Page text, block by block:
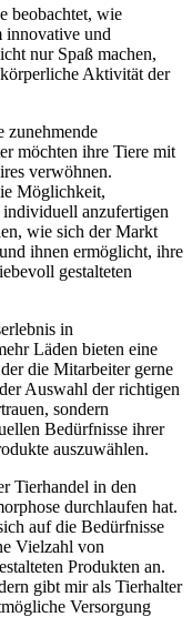
beobachtet,‌ wie
innovative ​und
nur Spaß​ machen,
⁤Aktivität der
zunehmende
möchten ⁣ihre Tiere mit
verwöhnen.
Möglichkeit,
individuell anzufertigen
wie⁣ sich der Markt
ihnen ermöglicht, ihre
gestalteten​
in
Läden bieten eine
die Mitarbeiter gerne
Auswahl⁢ der richtigen
sondern
⁤Bedürfnisse ⁢ihrer
auszuwählen.
Tierhandel in den
durchlaufen hat.
auf die Bedürfnisse
Vielzahl von
Produkten an.‌
gibt mir als ⁢Tierhalter
Versorgung